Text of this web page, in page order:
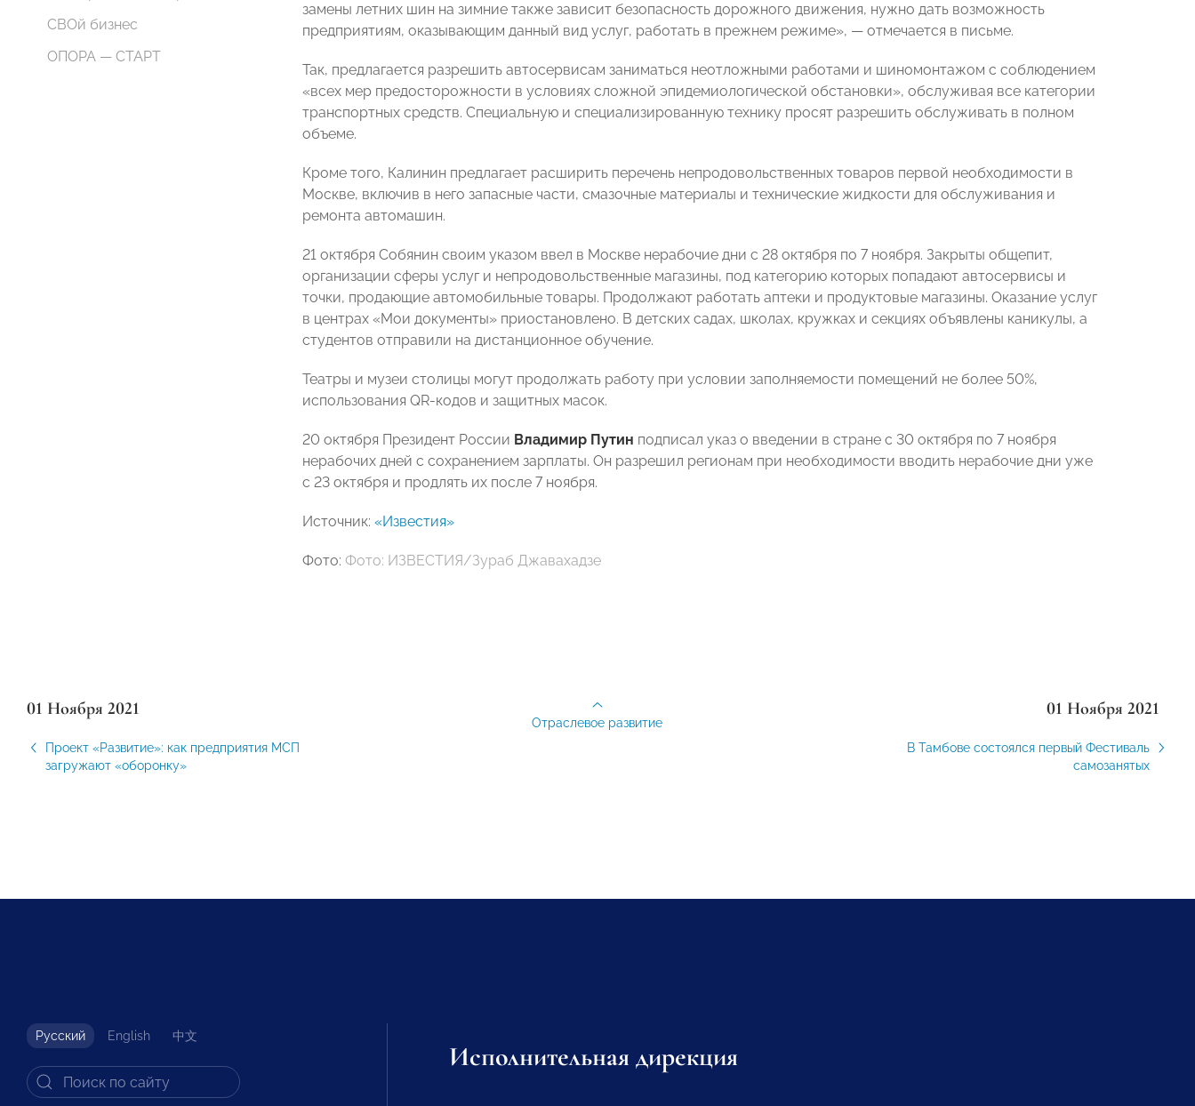
СВОй бизнес
ОПОРА — СТАРТ
замены летних шин на зимние также зависит безопасность дорожного движения, нужно дать возможность
предприятиям, оказывающим данный вид услуг, работать в прежнем режиме», — отмечается в письме.
Так, предлагается разрешить автосервисам заниматься неотложными работами и шиномонтажом с соблюдением
«всех мер предосторожности в условиях сложной эпидемиологической обстановки», обслуживая все категории
транспортных средств. Специальную и специализированную технику просят разрешить обслуживать в полном
объеме.
Кроме того, Калинин предлагает расширить перечень непродовольственных товаров первой необходимости в
Москве, включив в него запасные части, смазочные материалы и технические жидкости для обслуживания и
ремонта автомашин.
21 октября Собянин своим указом ввел в Москве нерабочие дни с 28 октября по 7 ноября. Закрыты общепит,
организации сферы услуг и непродовольственные магазины, под категорию которых попадают автосервисы и
точки, продающие автомобильные товары. Продолжают работать аптеки и продуктовые магазины. Оказание услуг
в центрах «Мои документы» приостановлено. В детских садах, школах, кружках и секциях объявлены каникулы, а
студентов отправили на дистанционное обучение.
Театры и музеи столицы могут продолжать работу при условии заполняемости помещений не более 50%,
использования QR-кодов и защитных масок.
20 октября Президент России Владимир Путин подписал указ о введении в стране с 30 октября по 7 ноября
нерабочих дней с сохранением зарплаты. Он разрешил регионам при необходимости вводить нерабочие дни уже
с 23 октября и продлять их после 7 ноября.
Источник: «Известия»
Фото: Фото: ИЗВЕСТИЯ/Зураб Джавахадзе
01 Ноября 2021
Проект «Развитие»: как предприятия МСП
загружают «оборонку»
01 Ноября 2021
В Тамбове состоялся первый Фестиваль
самозанятых
Отраслевое развитие
Русский English 中文
Исполнительная дирекция